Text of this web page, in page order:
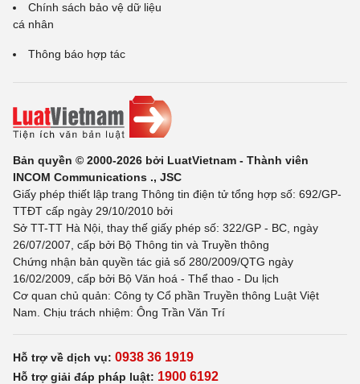
Chính sách bảo vệ dữ liệu
cá nhân
Thông báo hợp tác
Bản quyền © 2000-2026 bởi LuatVietnam - Thành viên
INCOM Communications ., JSC
Giấy phép thiết lập trang Thông tin điện tử tổng hợp số: 692/GP-
TTĐT cấp ngày 29/10/2010 bởi
Sở TT-TT Hà Nội, thay thế giấy phép số: 322/GP - BC, ngày
26/07/2007, cấp bởi Bộ Thông tin và Truyền thông
Chứng nhận bản quyền tác giả số 280/2009/QTG ngày
16/02/2009, cấp bởi Bộ Văn hoá - Thể thao - Du lịch
Cơ quan chủ quản: Công ty Cổ phần Truyền thông Luật Việt
Nam. Chịu trách nhiệm: Ông Trần Văn Trí
Hỗ trợ về dịch vụ: 0938 36 1919
Hỗ trợ giải đáp pháp luật: 1900 6192